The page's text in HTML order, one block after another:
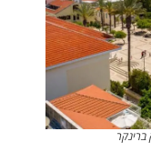
ברינקר